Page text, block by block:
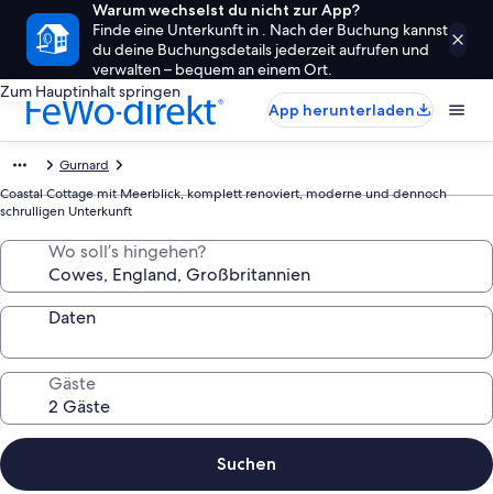
Warum wechselst du nicht zur App?
Finde eine Unterkunft in . Nach der Buchung kannst
du deine Buchungsdetails jederzeit aufrufen und
verwalten – bequem an einem Ort.
Zum Hauptinhalt springen
App herunterladen
Gurnard
Coastal Cottage mit Meerblick, komplett renoviert, moderne und dennoch
schrulligen Unterkunft
Wo soll’s hingehen?
Daten
Gäste
Suchen